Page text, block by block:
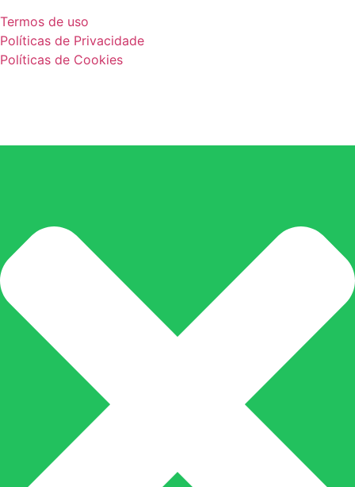
Termos de uso
Políticas de Privacidade
Políticas de Cookies